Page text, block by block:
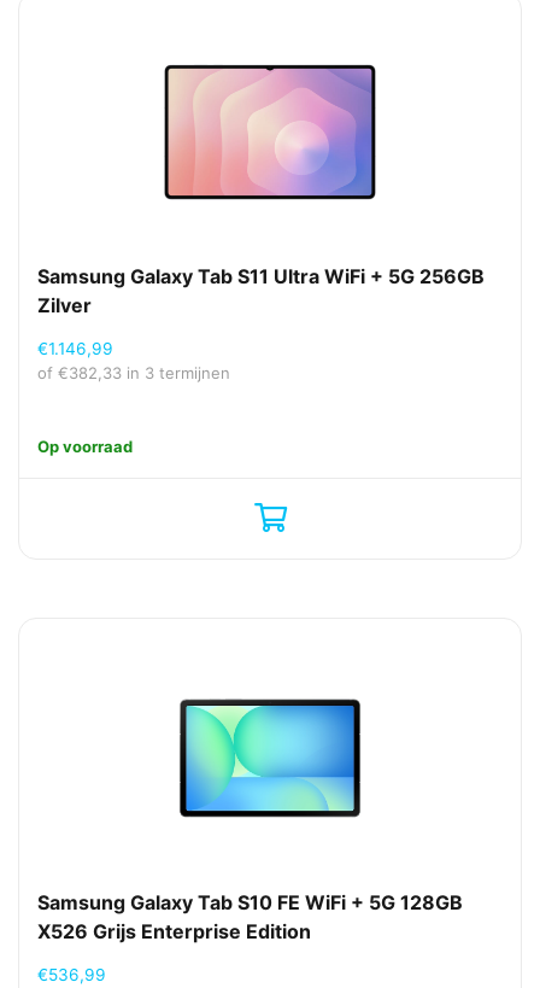
Samsung Galaxy Tab S11 Ultra WiFi + 5G 256GB
Zilver
€1.146,99
of €382,33 in 3 termijnen
Op voorraad
Samsung Galaxy Tab S10 FE WiFi + 5G 128GB
X526 Grijs Enterprise Edition
€536,99